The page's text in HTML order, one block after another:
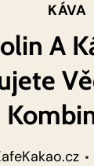
KÁVA
A